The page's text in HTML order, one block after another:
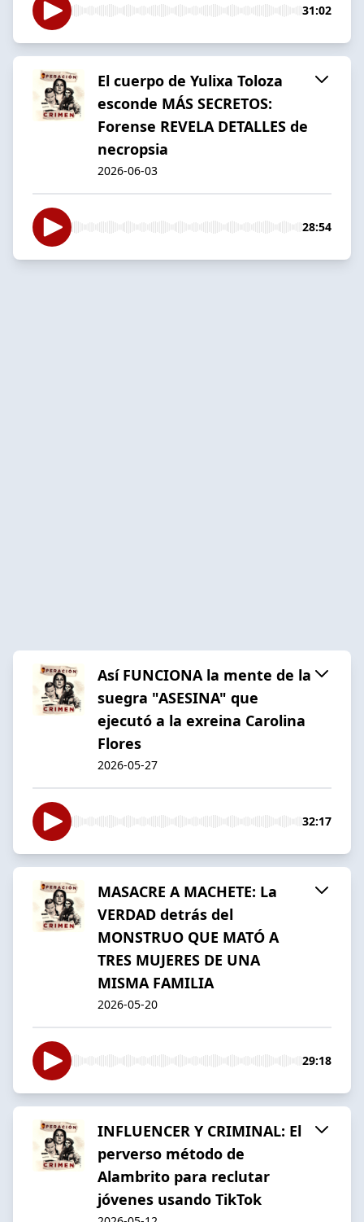
31:02
El cuerpo de Yulixa Toloza
esconde MÁS SECRETOS:
Forense REVELA DETALLES de
necropsia
2026-06-03
28:54
Así FUNCIONA la mente de la
suegra "ASESINA" que
ejecutó a la exreina Carolina
Flores
2026-05-27
32:17
MASACRE A MACHETE: La
VERDAD detrás del
MONSTRUO QUE MATÓ A
TRES MUJERES DE UNA
MISMA FAMILIA
2026-05-20
29:18
INFLUENCER Y CRIMINAL: El
perverso método de
Alambrito para reclutar
jóvenes usando TikTok